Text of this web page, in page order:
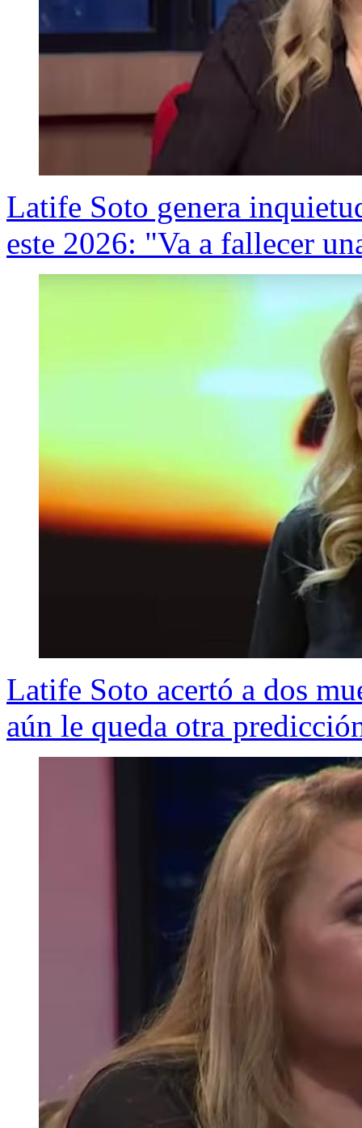
Latife Soto genera
este 2026: "Va a fallecer
Latife Soto acertó a dos
aún le queda otra